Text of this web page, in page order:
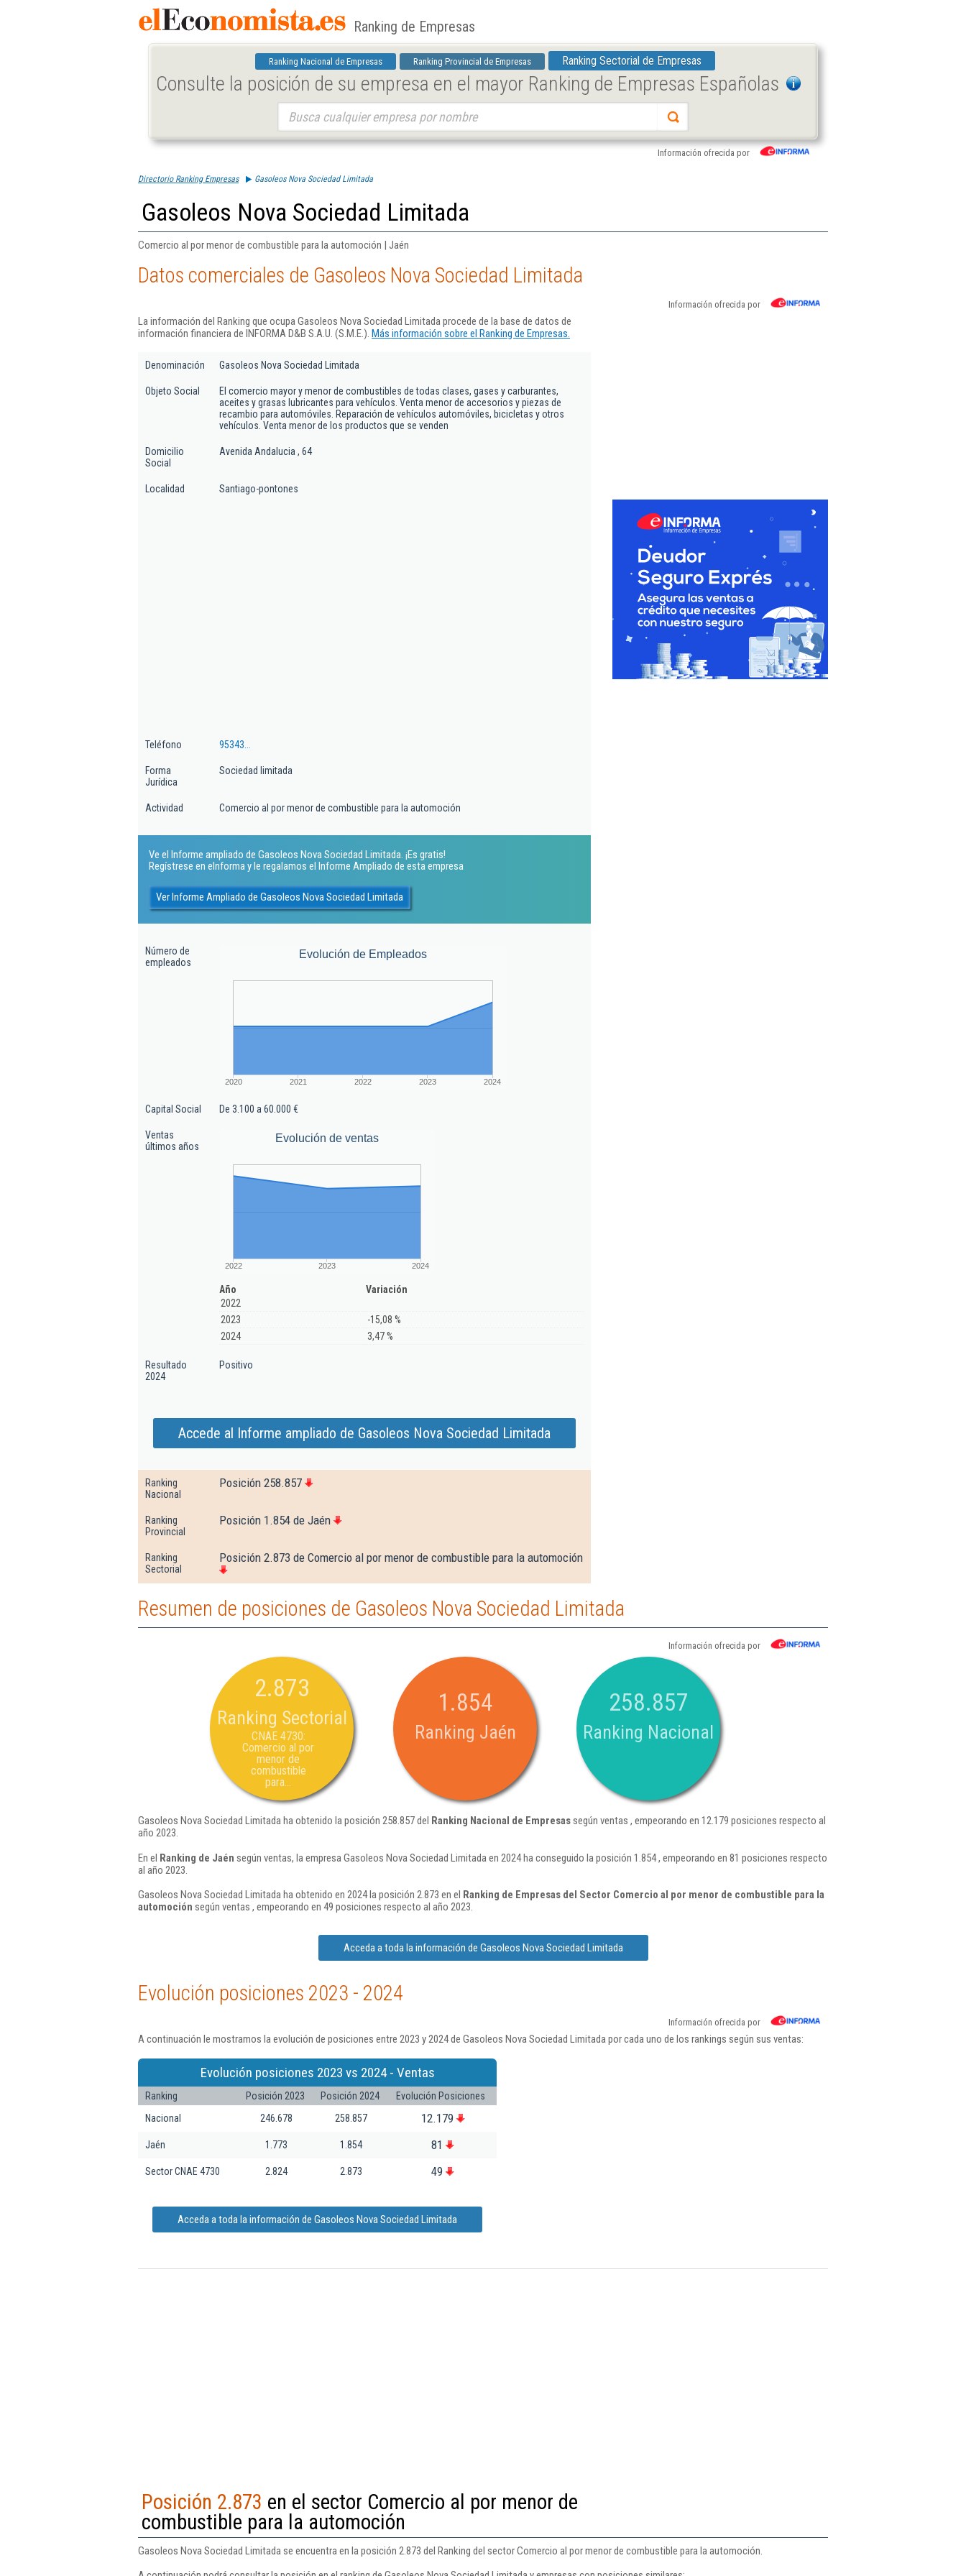
Ranking de Empresas
Ranking Nacional de Empresas Ranking Provincial de Empresas Ranking Sectorial de Empresas
Consulte la posición de su empresa en el mayor Ranking de Empresas Españolas
Información ofrecida por
Directorio Ranking Empresas Gasoleos Nova Sociedad Limitada
Gasoleos Nova Sociedad Limitada
Comercio al por menor de combustible para la automoción | Jaén
Datos comerciales de Gasoleos Nova Sociedad Limitada
Información ofrecida por
La información del Ranking que ocupa Gasoleos Nova Sociedad Limitada procede de la base de datos de
información financiera de INFORMA D&B S.A.U. (S.M.E.). Más información sobre el Ranking de Empresas.
Denominación Gasoleos Nova Sociedad Limitada
Objeto Social
El comercio mayor y menor de combustibles de todas clases, gases y carburantes,
aceites y grasas lubricantes para vehículos. Venta menor de accesorios y piezas de
recambio para automóviles. Reparación de vehículos automóviles, bicicletas y otros
vehículos. Venta menor de los productos que se venden
Domicilio
Social
Avenida Andalucia , 64
Localidad Santiago-pontones
Teléfono 95343...
Forma
Jurídica
Sociedad limitada
Actividad Comercio al por menor de combustible para la automoción
Ve el Informe ampliado de Gasoleos Nova Sociedad Limitada. ¡Es gratis!
Regístrese en eInforma y le regalamos el Informe Ampliado de esta empresa
Ver Informe Ampliado de Gasoleos Nova Sociedad Limitada
Número de
empleados
Evolución de Empleados
2020 2021 2022 2023 2024
Capital Social De 3.100 a 60.000 €
Ventas
últimos años
Evolución de ventas
2022 2023 2024
Año
Variación
2022
2023
-15,08 %
2024
3,47 %
Resultado
2024
Positivo
Accede al Informe ampliado de Gasoleos Nova Sociedad Limitada
Ranking
Nacional
Posición 258.857
Ranking
Provincial
Posición 1.854 de Jaén
Ranking
Sectorial
Posición 2.873 de Comercio al por menor de combustible para la automoción
Resumen de posiciones de Gasoleos Nova Sociedad Limitada
Información ofrecida por
2.873
Ranking Sectorial
CNAE 4730:
Comercio al por
menor de
combustible
para...
1.854
Ranking Jaén
258.857
Ranking Nacional
Gasoleos Nova Sociedad Limitada ha obtenido la posición 258.857 del Ranking Nacional de Empresassegún ventas , empeorando en 12.179 posiciones respecto al
año 2023.
En el Ranking de Jaén según ventas, la empresa Gasoleos Nova Sociedad Limitada en 2024 ha conseguido la posición 1.854 , empeorando en 81 posiciones respecto
al año 2023.
Gasoleos Nova Sociedad Limitada ha obtenido en 2024 la posición 2.873 en el Ranking de Empresas del Sector Comercio al por menor de combustible para la
automoción según ventas , empeorando en 49 posiciones respecto al año 2023.
Acceda a toda la información de Gasoleos Nova Sociedad Limitada
Evolución posiciones 2023 - 2024
Información ofrecida por
A continuación le mostramos la evolución de posiciones entre 2023 y 2024 de Gasoleos Nova Sociedad Limitada por cada uno de los rankings según sus ventas:
Evolución posiciones 2023 vs 2024 - Ventas
Ranking Posición 2023 Posición 2024
Evolución Posiciones
Nacional
246.678 258.857 12.179
Jaén 1.773 1.854 81
Sector CNAE 4730 2.824 2.873 49
Acceda a toda la información de Gasoleos Nova Sociedad Limitada
Posición 2.873 en el sector Comercio al por menor de
combustible para la automoción
Gasoleos Nova Sociedad Limitada se encuentra en la posición 2.873 del Ranking del sector Comercio al por menor de combustible para la automoción.